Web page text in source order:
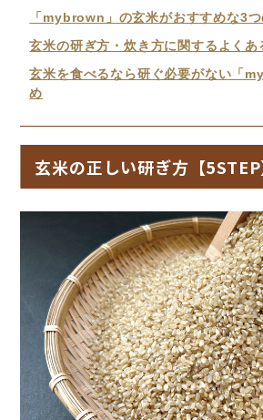
「mybrown」の玄米がおすすめな3つ
玄米の研ぎ方・炊き方に関するよくあ
玄米を食べるなら研ぐ必要がない「
め
玄米の正しい研ぎ方【5STEP